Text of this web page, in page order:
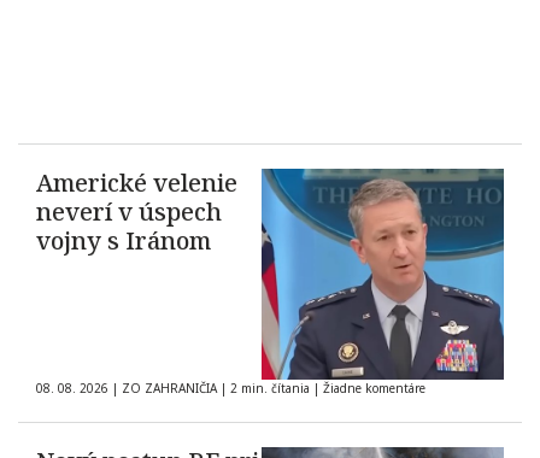
Americké velenie
neverí v úspech
vojny s Iránom
08. 08. 2026 | ZO ZAHRANIČIA | 2 min. čítania | Žiadne komentáre